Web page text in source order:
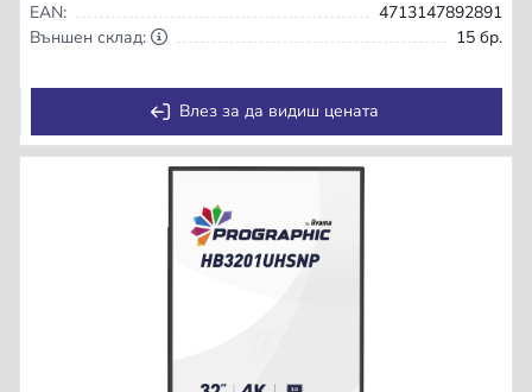
EAN:
4713147892891
Външен склад:
15 бр.
Влез за да видиш цената